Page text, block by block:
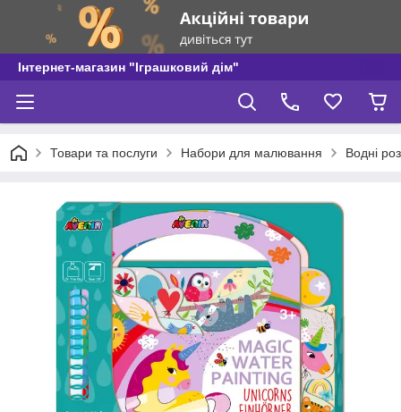
Інтернет-магазин "Іграшковий дім"
Товари та послуги Набори для малювання Водні